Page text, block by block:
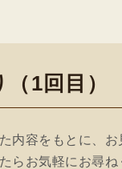
1回目）
内容をもとに、
らお気軽にお尋ね